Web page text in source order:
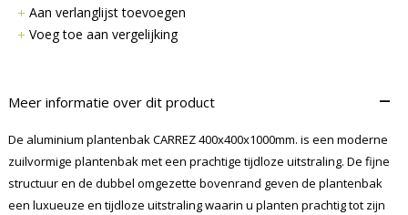
Aan verlanglijst toevoegen
Voeg toe aan vergelijking
Meer informatie over dit product –
De aluminium plantenbak CARREZ 400x400x1000mm. is een moderne
zuilvormige plantenbak met een prachtige tijdloze uitstraling. De fijne
structuur en de dubbel omgezette bovenrand geven de plantenbak
een luxueuze en tijdloze uitstraling waarin u planten prachtig tot zijn